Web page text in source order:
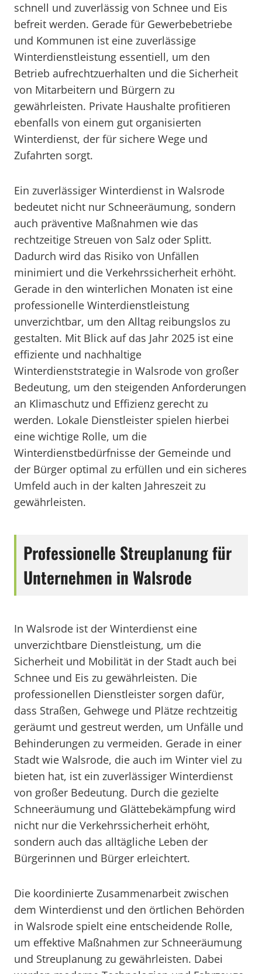
schnell und zuverlässig von Schnee und Eis
befreit werden. Gerade für Gewerbebetriebe
und Kommunen ist eine zuverlässige
Winterdienstleistung essentiell, um den
Betrieb aufrechtzuerhalten und die Sicherheit
von Mitarbeitern und Bürgern zu
gewährleisten. Private Haushalte profitieren
ebenfalls von einem gut organisierten
Winterdienst, der für sichere Wege und
Zufahrten sorgt.
Ein zuverlässiger Winterdienst in Walsrode
bedeutet nicht nur Schneeräumung, sondern
auch präventive Maßnahmen wie das
rechtzeitige Streuen von Salz oder Splitt.
Dadurch wird das Risiko von Unfällen
minimiert und die Verkehrssicherheit erhöht.
Gerade in den winterlichen Monaten ist eine
professionelle Winterdienstleistung
unverzichtbar, um den Alltag reibungslos zu
gestalten. Mit Blick auf das Jahr 2025 ist eine
effiziente und nachhaltige
Winterdienststrategie in Walsrode von großer
Bedeutung, um den steigenden Anforderungen
an Klimaschutz und Effizienz gerecht zu
werden. Lokale Dienstleister spielen hierbei
eine wichtige Rolle, um die
Winterdienstbedürfnisse der Gemeinde und
der Bürger optimal zu erfüllen und ein sicheres
Umfeld auch in der kalten Jahreszeit zu
gewährleisten.
Professionelle Streuplanung für
Unternehmen in Walsrode
In Walsrode ist der Winterdienst eine
unverzichtbare Dienstleistung, um die
Sicherheit und Mobilität in der Stadt auch bei
Schnee und Eis zu gewährleisten. Die
professionellen Dienstleister sorgen dafür,
dass Straßen, Gehwege und Plätze rechtzeitig
geräumt und gestreut werden, um Unfälle und
Behinderungen zu vermeiden. Gerade in einer
Stadt wie Walsrode, die auch im Winter viel zu
bieten hat, ist ein zuverlässiger Winterdienst
von großer Bedeutung. Durch die gezielte
Schneeräumung und Glättebekämpfung wird
nicht nur die Verkehrssicherheit erhöht,
sondern auch das alltägliche Leben der
Bürgerinnen und Bürger erleichtert.
Die koordinierte Zusammenarbeit zwischen
dem Winterdienst und den örtlichen Behörden
in Walsrode spielt eine entscheidende Rolle,
um effektive Maßnahmen zur Schneeräumung
und Streuplanung zu gewährleisten. Dabei